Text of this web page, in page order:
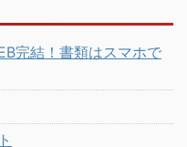
完結！書類はスマホで